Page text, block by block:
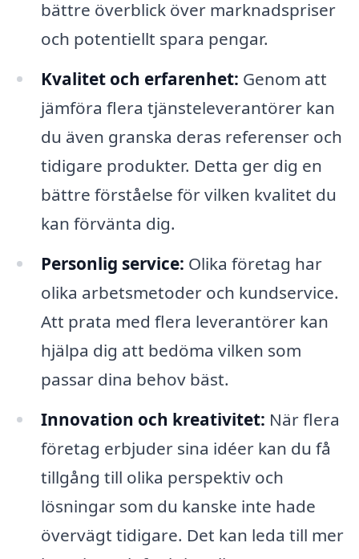
bättre överblick över marknadspriser
och potentiellt spara pengar.
Kvalitet och erfarenhet: Genom att
jämföra flera tjänsteleverantörer kan
du även granska deras referenser och
tidigare produkter. Detta ger dig en
bättre förståelse för vilken kvalitet du
kan förvänta dig.
Personlig service: Olika företag har
olika arbetsmetoder och kundservice.
Att prata med flera leverantörer kan
hjälpa dig att bedöma vilken som
passar dina behov bäst.
Innovation och kreativitet: När flera
företag erbjuder sina idéer kan du få
tillgång till olika perspektiv och
lösningar som du kanske inte hade
övervägt tidigare. Det kan leda till mer